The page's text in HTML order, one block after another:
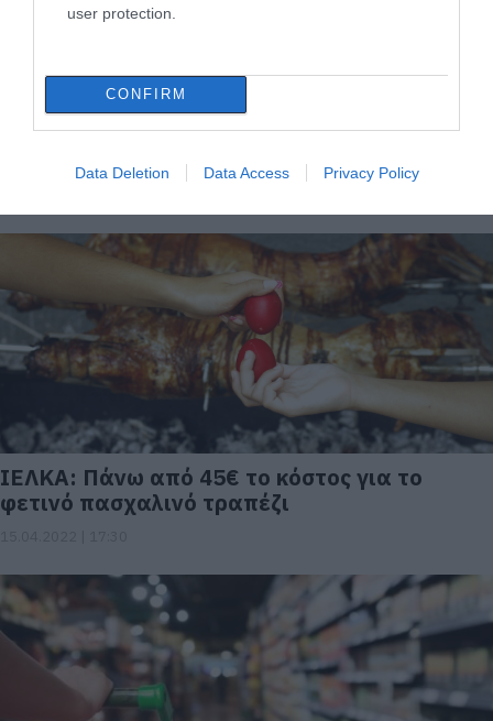
user protection.
CONFIRM
Data Deletion Data Access Privacy Policy
«Γονατίζει» τα νοικοκυριά η ακρίβεια: Το
44% των καταναλωτών δεν κάνει αγορές
για να έχει χρήματα σε περίπτωση ανάγκης
ΙΕΛΚΑ: Πάνω από 45€ το κόστος για το
φετινό πασχαλινό τραπέζι